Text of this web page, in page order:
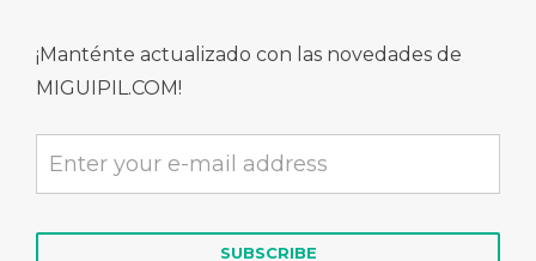
¡Manténte actualizado con las novedades de
MIGUIPIL.COM!